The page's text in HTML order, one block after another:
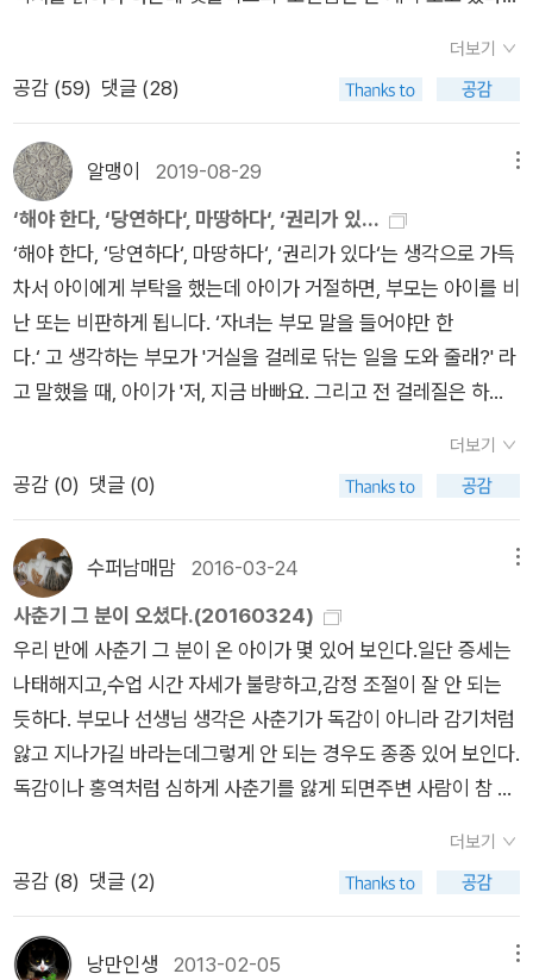
받지 않고 커피를 여러 잔 마시며 보고 있다. 보는 내내 마음이 무
거워져 힘들지만, 끊기가 어렵다. 내가 좋아하는 김혜수 배우(심
년 범죄를 다루고 있고, 그것을 심판하는 연화 지방법원 소년부의
판사, 재판과정에 대한 이야기를 내용으로 한다. 여기에 등장하는
사건은 이미 세상을 떠들썩하게 만들었던, 우리가 잘 알고 있는
것들이다. 그래서 더 흥미롭다. 드라마를 보면 보통 선악의 경계
가 명확한 것이 많다. 그 중 어느 것이 이기든 우리는 ‘선(善)’의
편을 들며, 선이 이기기를 응원한다. ‘소년심판’도 마찬가지다. 그
렇지만 소년범죄를 다루는 이 드라마는 여느 드라마와는 좀 다른
의미로 다가온다. 양가감정이 많이 생긴다. 어른들은 죄를 지으면
그에 따른 형량으로 감옥에 가지만, 소년들은 갱생의 기회를 우선
준다. 그것이 당연한데도 어떤 면에서는 회의감이 들기도 했다.
가 나오지는 않는다. 이것이 모든 것을 환경 탓으로만 돌려서는
안 되는 이유이다. 환경을 떠나 본래부터 나쁜 사람, 소년도 분명
있을 것이다. 그들은 법을 악용하고 약한 사람을 괴롭힌다. 그럼
에도 소년범죄의 거의 대부분은 환경문제로부터 나온다. 가장 큰
원인은 그들의 부모이다. 그래서 그들의 부모에게 아이를 정성껏
돌보지 못한 책임을 묻는다. 부모들은 이렇게 대답한다. 먹고 살
아야 하는 문제가 시급하기에, 무지하기에, 그들도 어릴 때 많은
학대를 받았지만 한 번도 치유될 기회를 얻지 못해서.......이유는
제, 교육의 문제가 된다. [어떻게든 다 잘될 것 같다고 생각하는
하는가? 그렇다면 거기에 정치는 없다. 세상에 혼자 그냥 잘되는
더보기
공감 (59) 댓글 (28)
알맹이 2019-08-29
‘해야 한다, ‘당연하다‘, 마땅하다‘, ‘권리가 있...
‘해야 한다, ‘당연하다‘, 마땅하다‘, ‘권리가 있다‘는 생각으로 가득
차서 아이에게 부탁을 했는데 아이가 거절하면, 부모는 아이를 비
난 또는 비판하게 됩니다. ‘자녀는 부모 말을 들어야만 한
다.‘ 고 생각하는 부모가 '거실을 걸레로 닦는 일을 도와 줄래?' 라
고 말했을 때, 아이가 '저, 지금 바빠요. 그리고 전 걸레질은 하
을 자녀가 하지 않고 있다고 생각하기 때문이에요.아이가 학교 수
업이 끝나자마자 집에 돌아오는 것을 당연하게 생각하고있는 부
니다. 당연한 일인데 자녀가 안 하는 거니까요.‘나는 아이를 야단
칠 권리가 있다.‘는 생각을 가진 부모는 자신의 행동에 당위성
을 부여하면서 과도하게 아이를 야단칠 가능성이 큽니다. 이렇
게 ‘해야 한다‘, ‘당연하다‘, 마땅하다‘, ‘~할 권리가 있다‘ 는 생각
으로 부탁을 하는 것은 강요이지 부탁이 아닙니다. 상대가 내 부
탁을 거절하면 불쾌해지거나 화가 나는 것은, 상대의 거절을
내 존재에 대한 거절로 생각하기 때문입니다. 그러나 상대
가 내 부탁을 거절한 것은 다른 욕구를 충족시키기 위해서 그
런 것이라는 점을 이해할 필요가있습니다. 이처럼 상대의 또 다
른 욕구를 받아들일 수 있을 때, 우리는 유대감을 잃지 않고 연결
더보기
공감 (0) 댓글 (0)
수퍼남매맘 2016-03-24
사춘기 그 분이 오셨다.(20160324)
우리 반에 사춘기 그 분이 온 아이가 몇 있어 보인다.일단 증세는
나태해지고,수업 시간 자세가 불량하고,감정 조절이 잘 안 되는
듯하다. 부모나 선생님 생각은 사춘기가 독감이 아니라 감기처럼
앓고 지나가길 바라는데그렇게 안 되는 경우도 종종 있어 보인다.
독감이나 홍역처럼 심하게 사춘기를 앓게 되면주변 사람이 참 힘
데... 사춘기는 키가 크다고 해서 빨리 오는 것도 아니고키가 작다
고 해서 늦게 오는 것도 아니다.아이마다 때도 다르고 양상도 다
어보는 활동이 있었다.이 우선 순위도 사춘기파와 비사춘기파가
더보기
공감 (8) 댓글 (2)
낭만인생 2013-02-05